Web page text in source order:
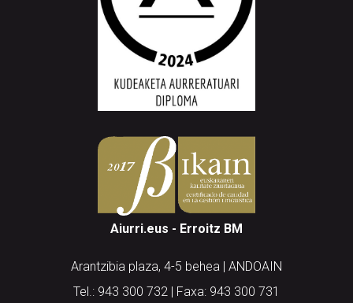
Aiurri.eus - Erroitz BM
Arantzibia plaza, 4-5 behea | ANDOAIN
Tel.: 943 300 732 | Faxa: 943 300 731